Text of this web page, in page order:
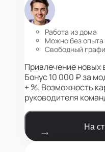
Работа из дома
Можно без опыта
Свободный
Привлечение новых
Бонус 10 000 ₽ за
+ %. Возможность
руководителя
На